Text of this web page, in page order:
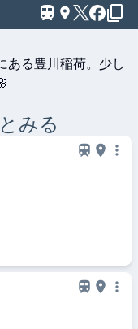
ある豊川稲荷。少し
みる